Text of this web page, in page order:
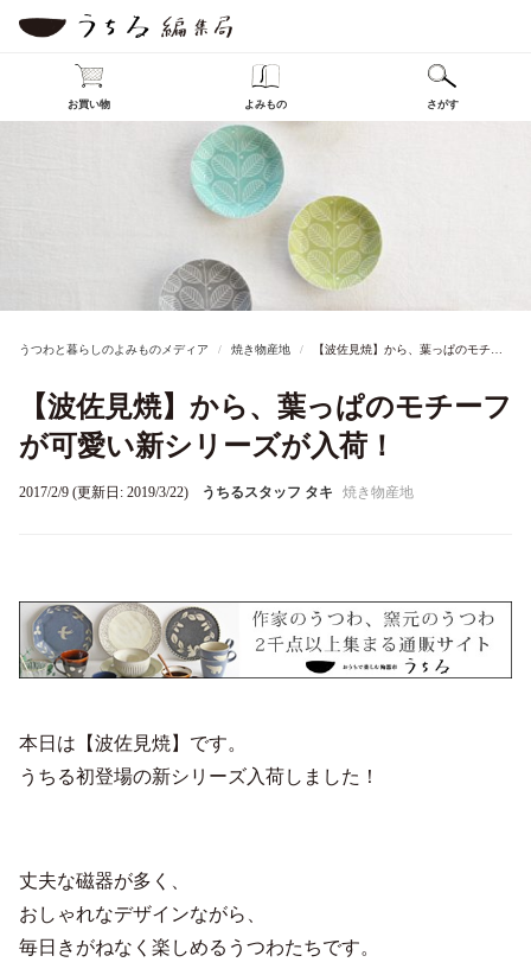
お買い物 よみもの さがす
うつわと暮らしのよみものメディア 焼き物産地 【波佐見焼】から、葉っぱのモチーフが可愛い新シリーズが入荷！
【波佐見焼】から、葉っぱのモチーフ
が可愛い新シリーズが入荷！
2017/2/9 (更新日: 2019/3/22) うちるスタッフ タキ 焼き物産地
本日は【波佐見焼】です。
うちる初登場の新シリーズ入荷しました！
丈夫な磁器が多く、
おしゃれなデザインながら、
毎日きがねなく楽しめるうつわたちです。